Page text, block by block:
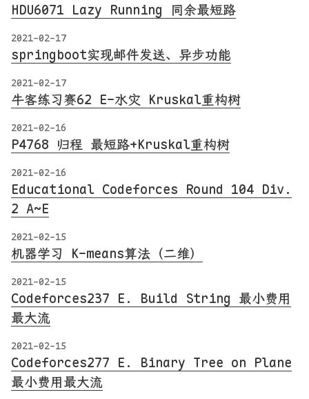
HDU6071 Lazy Running 同余最短路
2021-02-17
springboot实现邮件发送、异步功能
2021-02-17
牛客练习赛62 E-水灾 Kruskal重构树
2021-02-16
P4768 归程 最短路+Kruskal重构树
2021-02-16
Educational Codeforces Round 104 Div.
2 A~E
2021-02-15
机器学习 K-means算法（二维）
2021-02-15
Codeforces237 E. Build String 最小费用
最大流
2021-02-15
Codeforces277 E. Binary Tree on Plane
最小费用最大流